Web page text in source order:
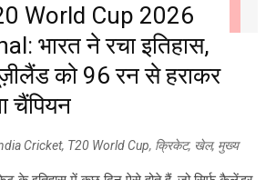
World Cup 2026
भारत ने रचा इतिहास,
को 96 रन से हराकर
चैंपियन
Cricket, T20 World Cup, क्रिकेट, खेल, मुख्य